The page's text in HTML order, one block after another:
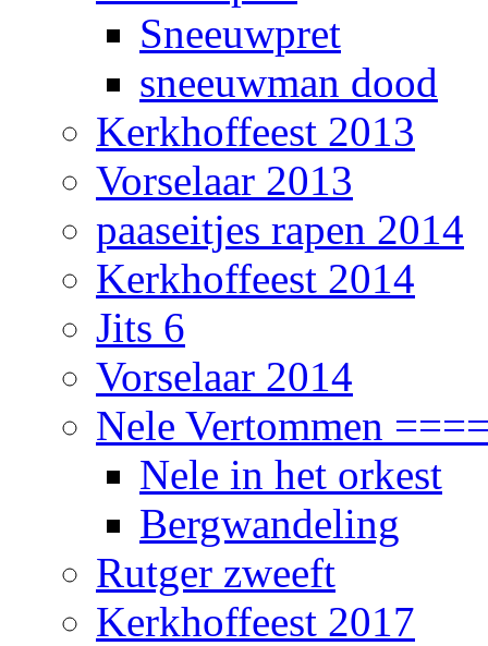
Sneeuwpret
sneeuwman dood
Kerkhoffeest 2013
Vorselaar 2013
paaseitjes rapen 2014
Kerkhoffeest 2014
Jits 6
Vorselaar 2014
Nele Vertommen
Nele in het orkest
Bergwandeling
Rutger zweeft
Kerkhoffeest 2017